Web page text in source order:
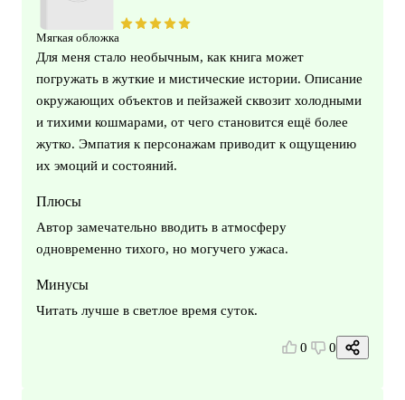
Мягкая обложка
Для меня стало необычным, как книга может
погружать в жуткие и мистические истории. Описание
окружающих объектов и пейзажей сквозит холодными
и тихими кошмарами, от чего становится ещё более
жутко. Эмпатия к персонажам приводит к ощущению
их эмоций и состояний.
Плюсы
Автор замечательно вводить в атмосферу
одновременно тихого, но могучего ужаса.
Минусы
Читать лучше в светлое время суток.
0 0